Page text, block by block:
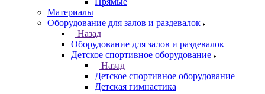
Материалы
Оборудование для залов и раздевалок
Назад
Оборудование для залов и раздевалок
Детское спортивное оборудование
Назад
Детское спортивное оборудование
Детская гимнастика